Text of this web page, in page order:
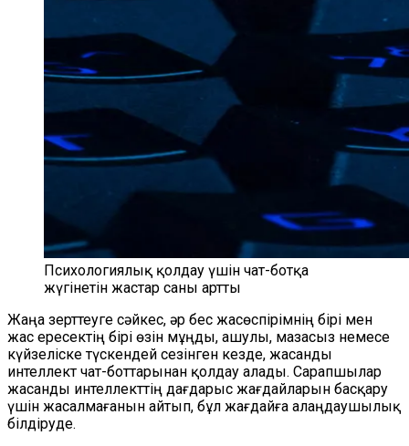
Психологиялық қолдау үшін чат-ботқа
жүгінетін жастар саны артты
Жаңа зерттеуге сәйкес, әр бес жасөспірімнің бірі мен
жас ересектің бірі өзін мұңды, ашулы, мазасыз немесе
күйзеліске түскендей сезінген кезде, жасанды
интеллект чат-боттарынан қолдау алады. Сарапшылар
жасанды интеллекттің дағдарыс жағдайларын басқару
үшін жасалмағанын айтып, бұл жағдайға алаңдаушылық
білдіруде.